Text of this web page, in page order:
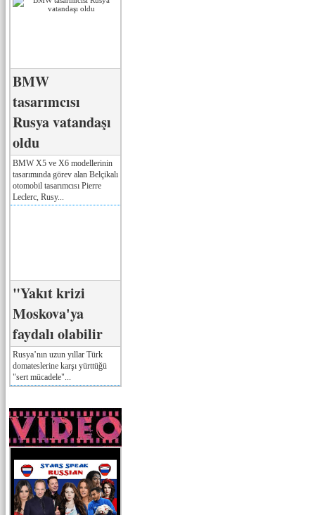
BMW
tasarımcısı
Rusya vatandaşı
oldu
BMW X5 ve X6 modellerinin
tasarımında görev alan Belçikalı
otomobil tasarımcısı Pierre
Leclerc, Rusy...
"Yakıt krizi
Moskova'ya
faydalı olabilir
Rusya’nın uzun yıllar Türk
domateslerine karşı yürttüğü
"sert mücadele"...